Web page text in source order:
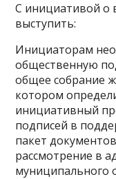
С инициативой о
выступить:
Инициаторам
общественную
общее собрание
котором
инициативный
подписей в
пакет
рассмотрение в
муниципального